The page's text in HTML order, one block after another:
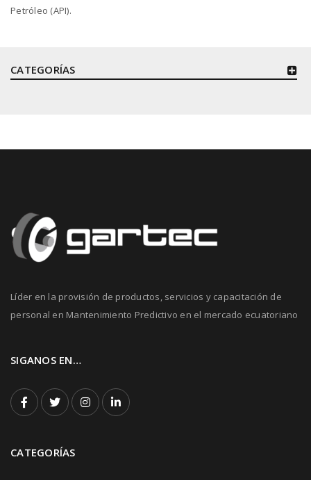
CATEGORÍAS
Petróleo (API).
Líder en la provisión de productos, servicios y capacitación de
personal en Mantenimiento Predictivo en el mercado ecuatoriano
SIGANOS EN…
CATEGORÍAS